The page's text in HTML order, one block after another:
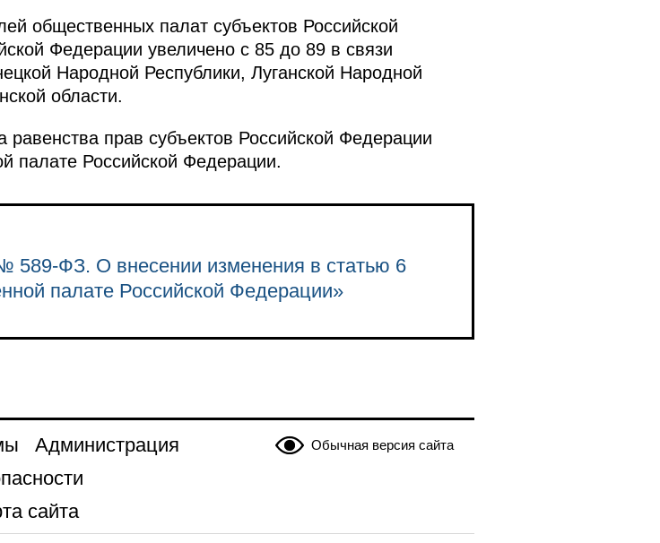
общественных палат субъектов Российской
Федерации увеличено с 85 до 89 в связи
Народной Республики, Луганской Народной
области.
прав субъектов Российской Федерации
палате Российской Федерации.
589-ФЗ. О внесении изменения в статью 6
палате Российской Федерации»
Обычная версия сайта
Администрация
сайта